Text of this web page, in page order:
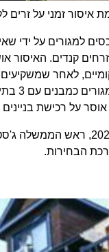
זמני על זרים
למגורים על ידי
קנדים.‏ ‏האיסור
לאחר שמשקיעים
על רכישת
‏בעקבות ניצחונו ב-
הבחירות.